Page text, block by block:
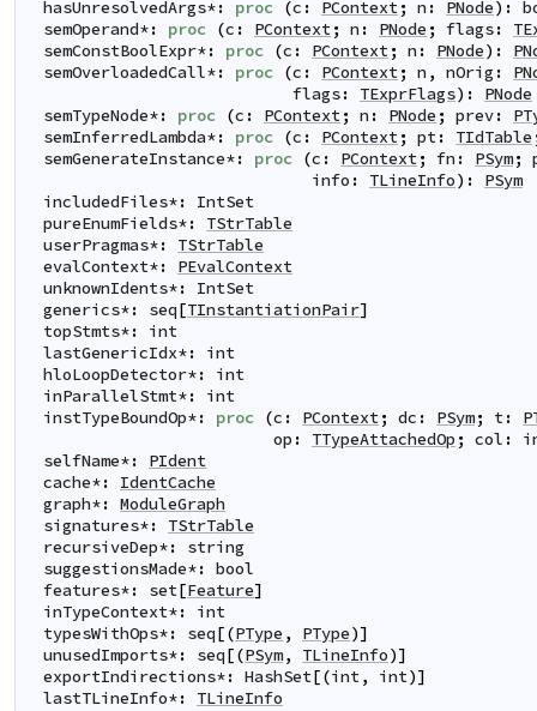
hasUnresolvedArgs*: proc (c : PContext; n : PNode) :
semOperand*: proc (c : PContext; n : PNode ; flags:
semConstBoolExpr*: proc (c : PContext; n : PNode) :
semOverloadedCall*: proc (c : PContext; n , nOrig :
flags: TExprFlags) :
PNode
semTypeNode*: proc (c : PContext; n : PNode ; prev:
semInferredLambda*: proc (c : PContext; pt: TIdTable
semGenerateInstance*: proc (c : PContext; fn : PSym;
info : TLineInfo) :
PSym
includedFiles*:
IntSet
pureEnumFields*:
TStrTable
userPragmas*:
TStrTable
evalContext*:
PEvalContext
unknownIdents*:
IntSet
generics*: seq[TInstantiationPair]
topStmts*:
int
lastGenericIdx*:
int
hloLoopDetector*:
int
inParallelStmt*:
int
instTypeBoundOp*: proc (c : PContext; dc : PSym; t:
op : TTypeAttachedOp ; col :
selfName*:
PIdent
cache*:
IdentCache
graph*: ModuleGraph
signatures*:
TStrTable
recursiveDep*:
string
suggestionsMade*: bool
features*: set[Feature]
inTypeContext*:
int
typesWithOps*: seq[(PType , PType)]
unusedImports*: seq[(PSym, TLineInfo)]
exportIndirections*: HashSet[(int, int)]
lastTLineInfo*: TLineInfo